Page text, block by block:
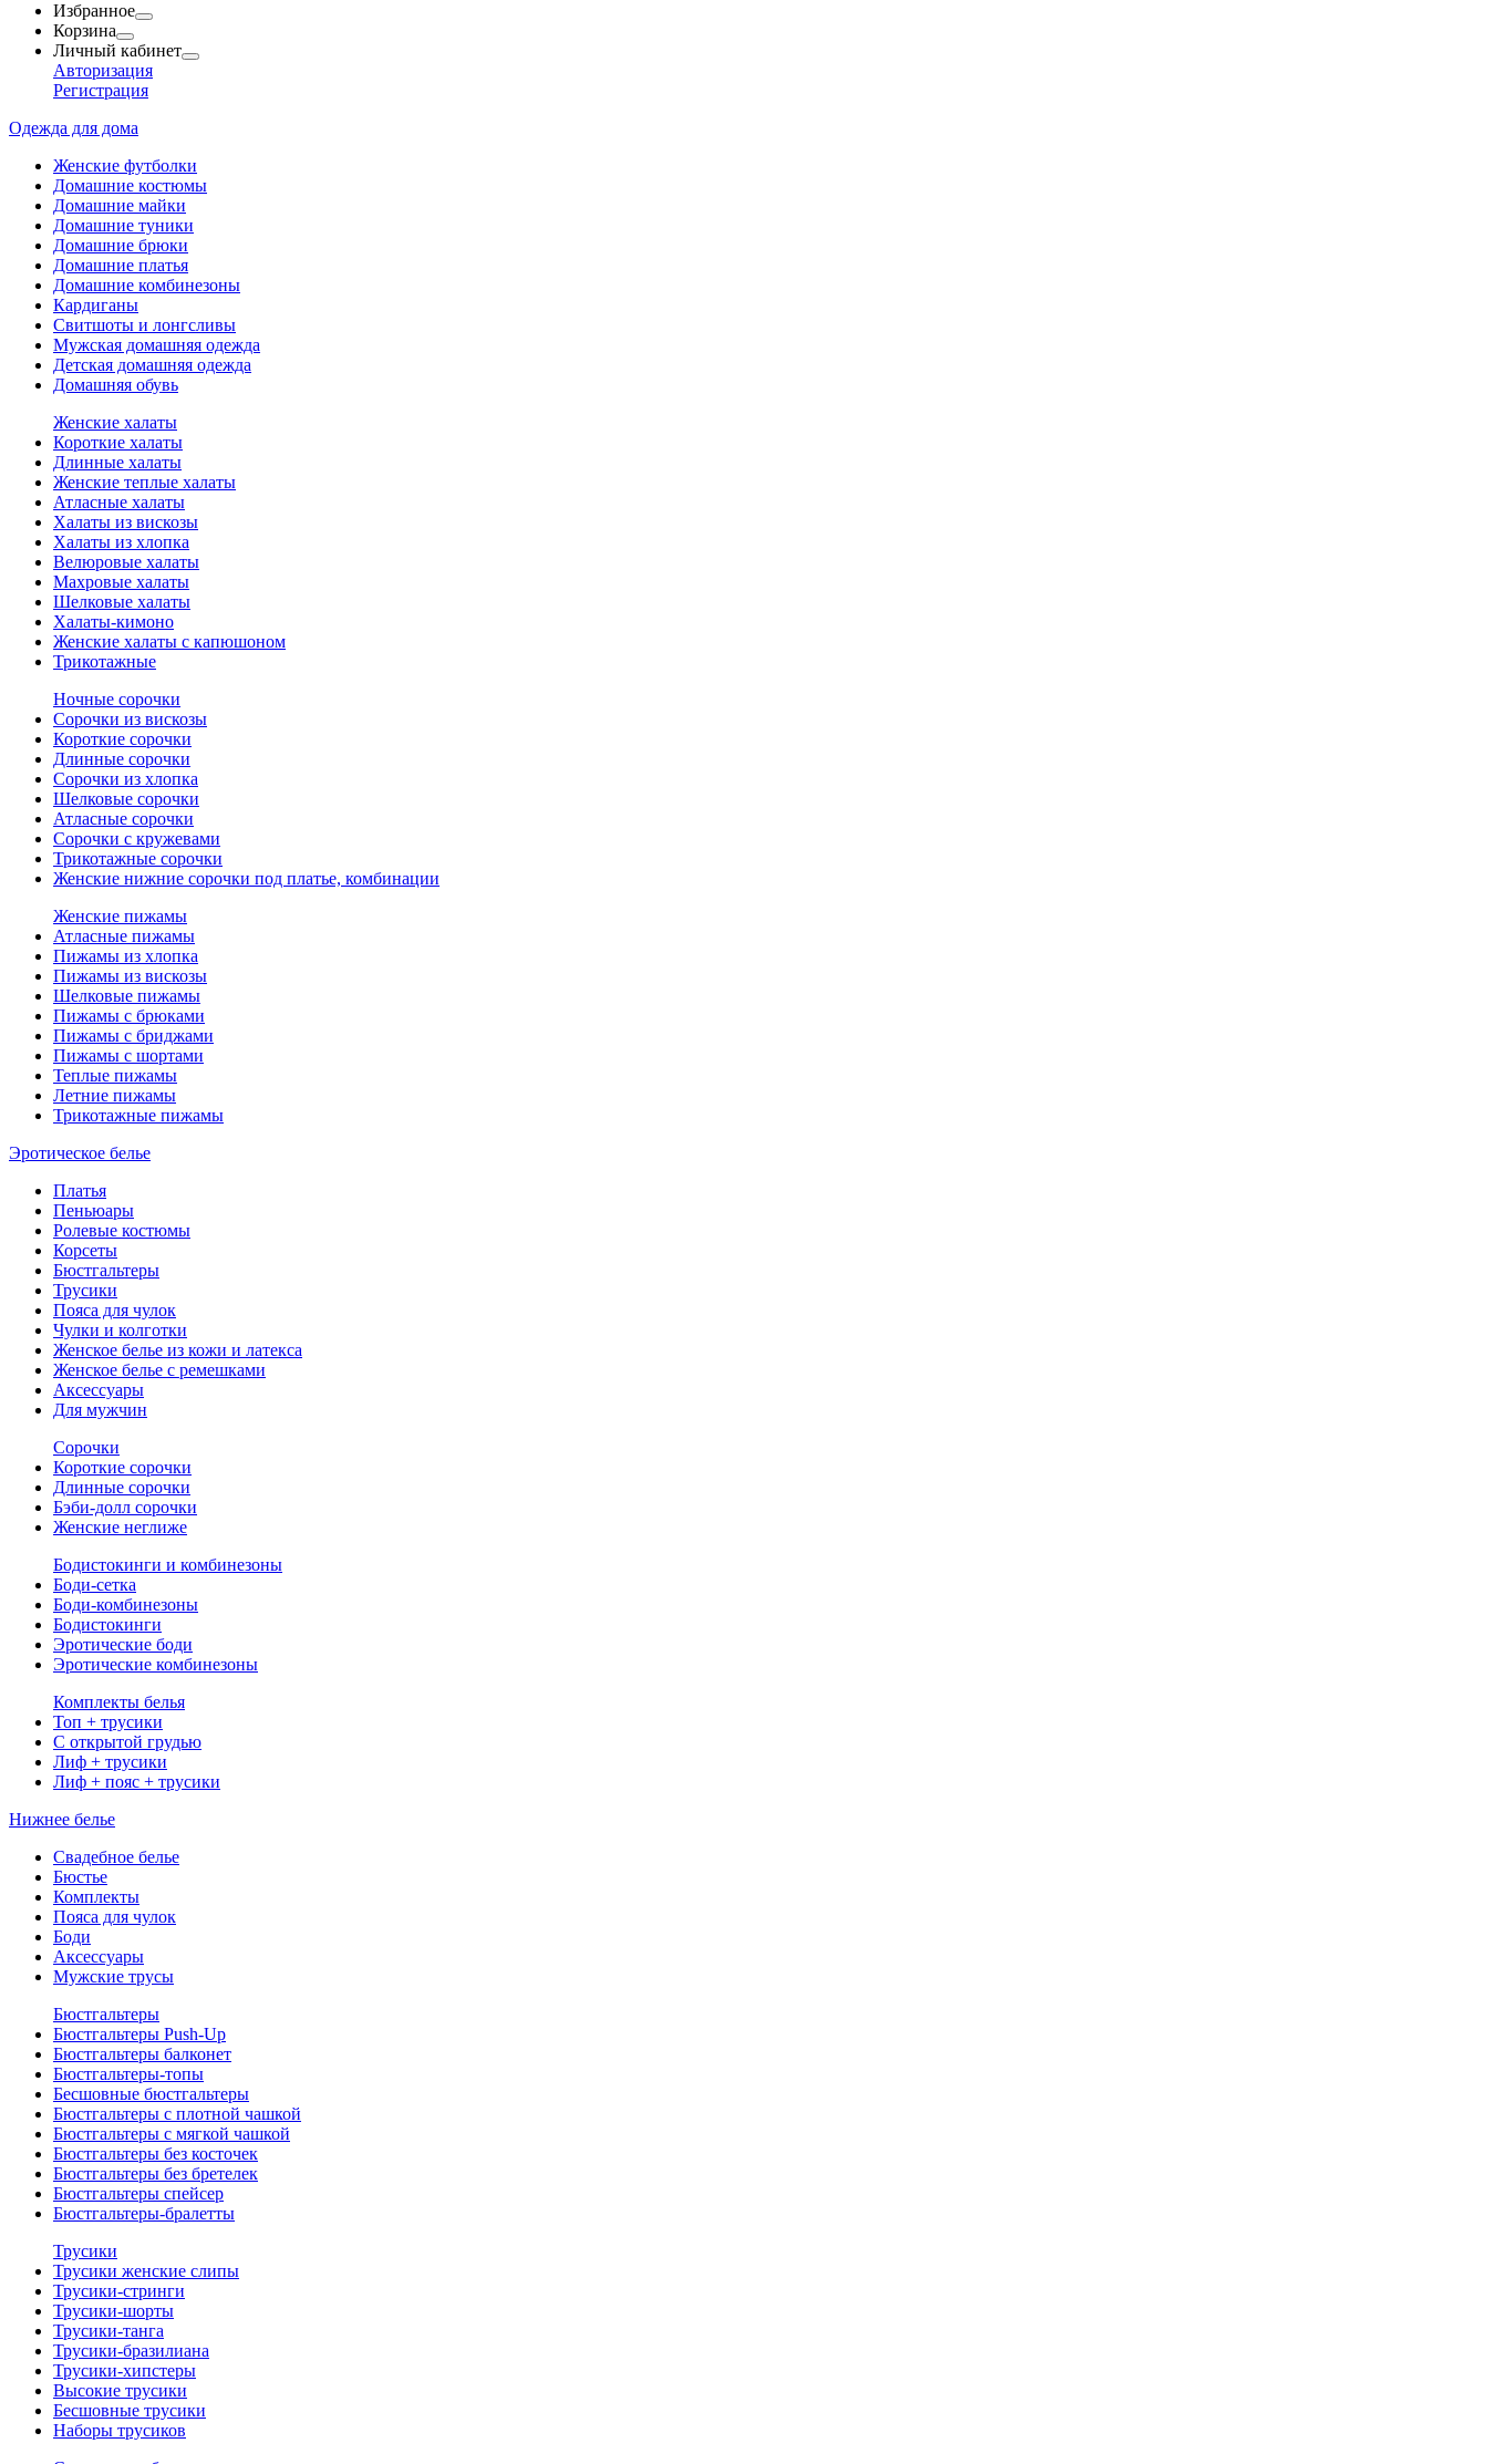
Избранное
Корзина
Личный кабинет
Авторизация
Регистрация
Одежда для дома
Женские футболки
Домашние костюмы
Домашние майки
Домашние туники
Домашние брюки
Домашние платья
Домашние комбинезоны
Кардиганы
Свитшоты и лонгсливы
Мужская домашняя одежда
Детская домашняя одежда
Домашняя обувь
Женские халаты
Короткие халаты
Длинные халаты
Женские теплые халаты
Атласные халаты
Халаты из вискозы
Халаты из хлопка
Велюровые халаты
Махровые халаты
Шелковые халаты
Халаты-кимоно
Женские халаты с капюшоном
Трикотажные
Ночные сорочки
Сорочки из вискозы
Короткие сорочки
Длинные сорочки
Сорочки из хлопка
Шелковые сорочки
Атласные сорочки
Сорочки с кружевами
Трикотажные сорочки
Женские нижние сорочки под платье, комбинации
Женские пижамы
Атласные пижамы
Пижамы из хлопка
Пижамы из вискозы
Шелковые пижамы
Пижамы с брюками
Пижамы с бриджами
Пижамы с шортами
Теплые пижамы
Летние пижамы
Трикотажные пижамы
Эротическое белье
Платья
Пеньюары
Ролевые костюмы
Корсеты
Бюстгальтеры
Трусики
Пояса для чулок
Чулки и колготки
Женское белье из кожи и латекса
Женское белье с ремешками
Аксессуары
Для мужчин
Сорочки
Короткие сорочки
Длинные сорочки
Бэби-долл сорочки
Женские неглиже
Бодистокинги и комбинезоны
Боди-сетка
Боди-комбинезоны
Бодистокинги
Эротические боди
Эротические комбинезоны
Комплекты белья
Топ + трусики
С открытой грудью
Лиф + трусики
Лиф + пояс + трусики
Нижнее белье
Свадебное белье
Бюстье
Комплекты
Пояса для чулок
Боди
Аксессуары
Мужские трусы
Бюстгальтеры
Бюстгальтеры Push-Up
Бюстгальтеры балконет
Бюстгальтеры-топы
Бесшовные бюстгальтеры
Бюстгальтеры с плотной чашкой
Бюстгальтеры с мягкой чашкой
Бюстгальтеры без косточек
Бюстгальтеры без бретелек
Бюстгальтеры спейсер
Бюстгальтеры-бралетты
Трусики
Трусики женские слипы
Трусики-стринги
Трусики-шорты
Трусики-танга
Трусики-бразилиана
Трусики-хипстеры
Высокие трусики
Бесшовные трусики
Наборы трусиков